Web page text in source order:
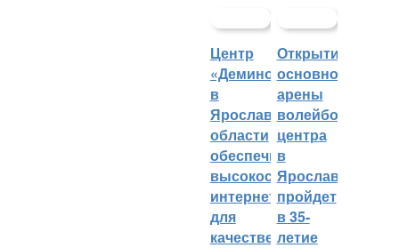
Центр
«Демино»
в
Ярославской
области
обеспечивают
высокоскоростным
интернетом
для
качественных
Открытие
основной
арены
волейбольного
центра
в
Ярославле
пройдет
в 35-
летие